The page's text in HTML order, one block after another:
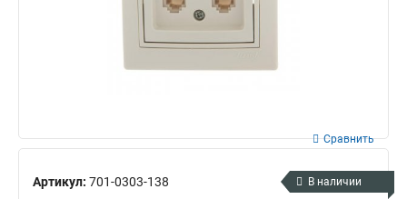
Артикул: 701-0303-138
Сравнить
В наличии